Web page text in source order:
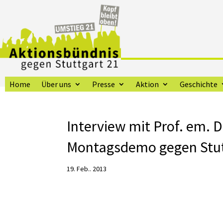
Home Über uns Presse Aktion Geschichte
Interview mit Prof. em.
Montagsdemo gegen
19. Feb.. 2013